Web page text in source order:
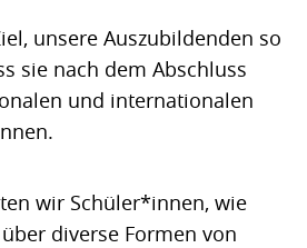
unsere Auszubildenden so
sie nach dem Abschluss
und internationalen
wir Schüler*innen, wie
diverse Formen von